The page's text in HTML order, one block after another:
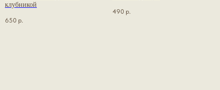
клубникой
650 р.
490 р.